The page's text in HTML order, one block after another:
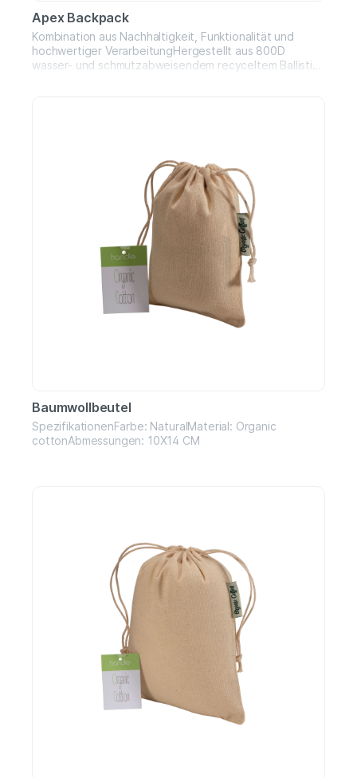
Apex Backpack
Kombination aus Nachhaltigkeit, Funktionalität und
hochwertiger VerarbeitungHergestellt aus 800D
wasser- und schmutzabweisendem recyceltem Ballistic-
KofferGepolstertes, atmungsaktives Rückenteil für
hohen TragekomfortStilvoll und zuverlässig für
Baumwollbeutel
SpezifikationenFarbe: NaturalMaterial: Organic
cottonAbmessungen: 10X14 CM